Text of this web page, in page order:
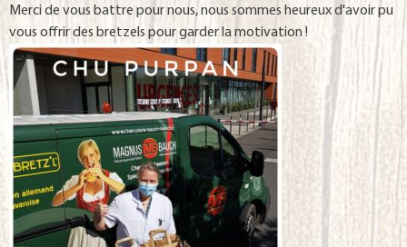
Merci de vous battre pour nous, nous sommes heureux d'avoir pu
vous offrir des bretzels pour garder la motivation !